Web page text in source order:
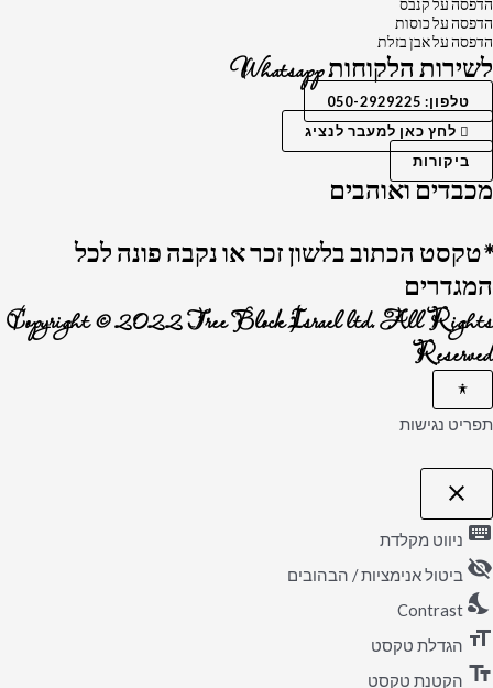
הדפסה על קנבס
הדפסה על כוסות
הדפסה על אבן בזלת
לשירות הלקוחות Whatsapp
טלפון: 050-2929225
לחץ כאן למעבר לנציג
ביקורות
מכבדים ואוהבים
*טקסט הכתוב בלשון זכר או נקבה פונה לכל
המגדרים
Copyright © 2022 Tree Block Israel ltd. All Rights
Reserved
תפריט נגישות
close
פתיחה
וסגירה
של
תפריט
הנגישות
keyboard ניווט מקלדת
visibility_off ביטול אנימציות / הבהובים
nights_stay
Contrast
format_size הגדלת טקסט
text_fields הקטנת טקסט